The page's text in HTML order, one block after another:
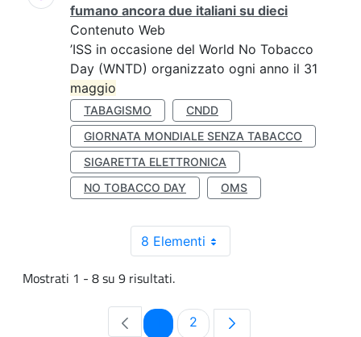
fumano ancora due italiani su dieci
Contenuto Web
’ISS in occasione del World No Tobacco
Day (WNTD) organizzato ogni anno il 31
maggio
TABAGISMO
CNDD
GIORNATA MONDIALE SENZA TABACCO
SIGARETTA ELETTRONICA
NO TOBACCO DAY
OMS
8 Elementi
Mostrati 1 - 8 su 9 risultati.
PaginaPagina
2